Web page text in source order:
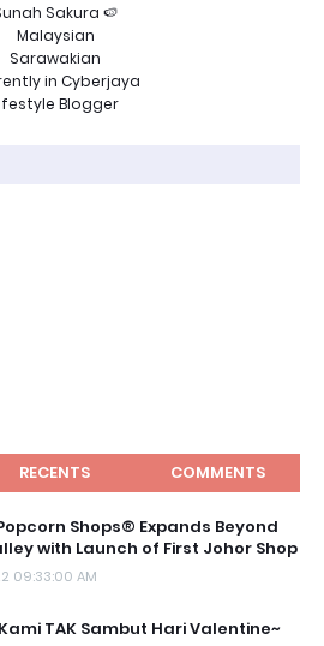
Sakura 🍉
Malaysian
Sarawakian
in Cyberjaya
Blogger
RECENTS COMMENTS
Shops® Expands Beyond
with Launch of First Johor Shop
09:33:00 AM
Kami TAK Sambut Hari Valentine~